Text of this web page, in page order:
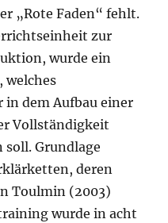
„Rote Faden“ fehlt.
zur
wurde ein
in dem Aufbau einer
Vollständigkeit
Grundlage
deren
Toulmin (2003)
wurde in acht